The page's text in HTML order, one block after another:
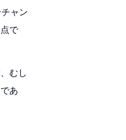
ャン
で
むし
あ